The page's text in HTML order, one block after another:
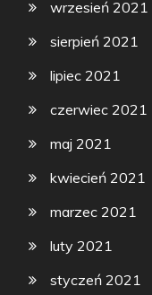
wrzesień 2021
sierpień 2021
lipiec 2021
czerwiec 2021
maj 2021
kwiecień 2021
marzec 2021
luty 2021
styczeń 2021